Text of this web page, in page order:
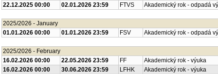
22.12.2025 00:00
02.01.2026 23:59 FTVS Akademický rok - odpadá
2025/2026 - January
01.01.2026 00:00
01.01.2026 23:59 FSV Akademický rok - odpadá
2025/2026 - February
16.02.2026 00:00
22.05.2026 23:59 FF
Akademický rok - výuka
16.02.2026 00:00
30.06.2026 23:59 LFHK
Akademický rok - výuka